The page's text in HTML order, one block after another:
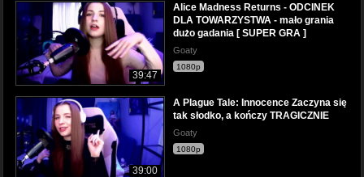
39:47
Alice Madness Returns - ODCINEK
DLA TOWARZYSTWA - mało grania
dużo gadania [ SUPER GRA ]
Goaty
1080p
39:00
A Plague Tale: Innocence Zaczyna się
tak słodko, a kończy TRAGICZNIE
Goaty
1080p